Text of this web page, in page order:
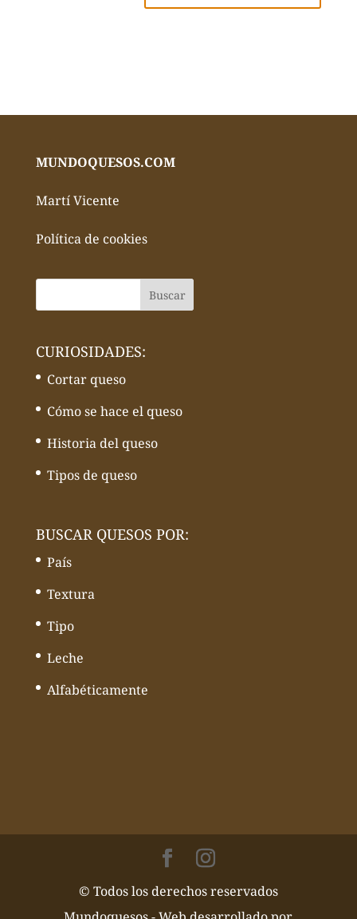
MUNDOQUESOS.COM
Martí Vicente
Política de cookies
CURIOSIDADES:
Cortar queso
Cómo se hace el queso
Historia del queso
Tipos de queso
BUSCAR QUESOS POR:
País
Textura
Tipo
Leche
Alfabéticamente
© Todos los derechos reservados